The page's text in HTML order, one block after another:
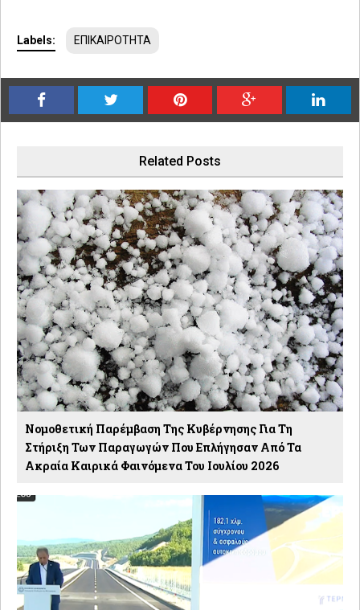
Labels: ΕΠΙΚΑΙΡΟΤΗΤΑ
Related Posts
Νομοθετική Παρέμβαση Της Κυβέρνησης Για Τη
Στήριξη Των Παραγωγών Που Επλήγησαν Από Τα
Ακραία Καιρικά Φαινόμενα Του Ιουλίου 2026